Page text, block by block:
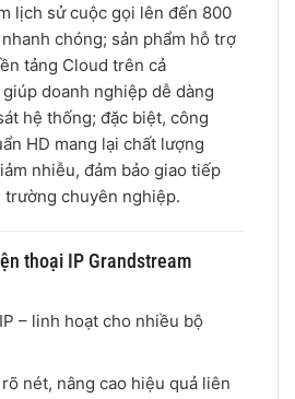
lịch sử cuộc gọi lên đến 800
chóng; sản phẩm hỗ trợ
tảng Cloud trên cả
doanh nghiệp dễ dàng
hệ thống; đặc biệt, công
HD mang lại chất lượng
nhiễu, đảm bảo giao tiếp
chuyên nghiệp.
thoại IP Grandstream
– linh hoạt cho nhiều bộ
nét, nâng cao hiệu quả liên